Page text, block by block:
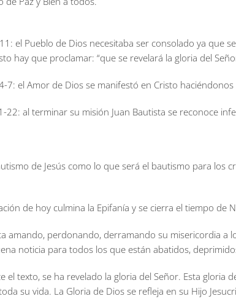
el Pueblo de Dios necesitaba ser consolado ya que
hay que proclamar: “que se revelará la gloria del
7: el Amor de Dios se manifestó en Cristo
22: al terminar su misión Juan Bautista se reconoce
de Jesús como lo que será el bautismo para los
de hoy culmina la Epifanía y se cierra el tiempo de
amando, perdonando, derramando su misericordia a
noticia para todos los que están abatidos,
el texto, se ha revelado la gloria del Señor. Esta
su vida. La Gloria de Dios se refleja en su Hijo